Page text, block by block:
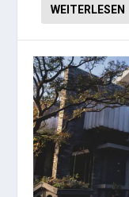
WEITERLESEN